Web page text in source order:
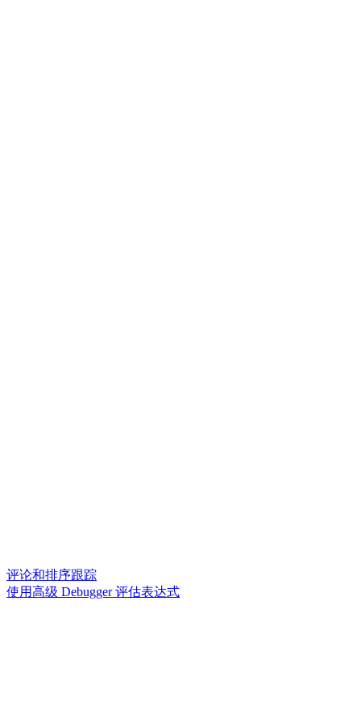
评论和排序跟踪
使用高级 Debugger 评估表达式